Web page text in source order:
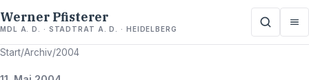
Werner Pfisterer
MDL A. D. · STADTRAT A. D. · HEIDELBERG
Start/Archiv/2004